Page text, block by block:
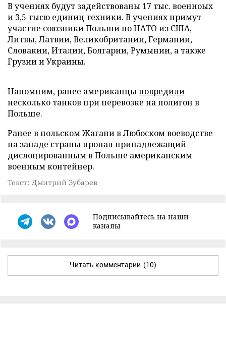
В учениях будут задействованы 17 тыс. военноых
и 3,5 тысю единиц техники. В учениях примут
участие союзники Польши по НАТО из США,
Литвы, Латвии, Великобритании, Германии,
Словакии, Италии, Болгарии, Румынии, а также
Грузии и Украины.
Напомним, ранее американцыповредили
несколько танков при перевозке на полигон в
Польше.
Ранее в польском Жагани в Любоском воеводстве
на западе страныпропалпринадлежащий
дислоцированным в Польше американским
военным контейнер.
Текст: Дмитрий Зубарев
Подписывайтесь на наши
каналы
Читать комментарии (10)